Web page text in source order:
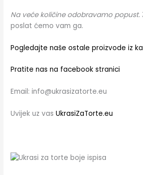
Na veće količine odobravamo popust.
poslat ćemo vam ga.
Pogledajte naše ostale proizvode iz
Pratite nas na facebook stranici
Email: info@ukrasizatorte.eu
Uvijek uz vasUkrasiZaTorte.eu